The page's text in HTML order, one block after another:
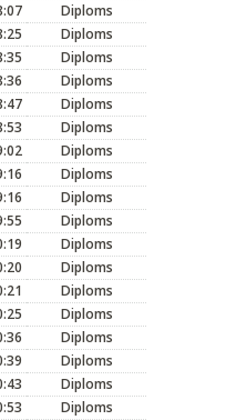
Diploms
Diploms
Diploms
Diploms
Diploms
Diploms
Diploms
Diploms
Diploms
Diploms
Diploms
Diploms
Diploms
Diploms
Diploms
Diploms
Diploms
Diploms